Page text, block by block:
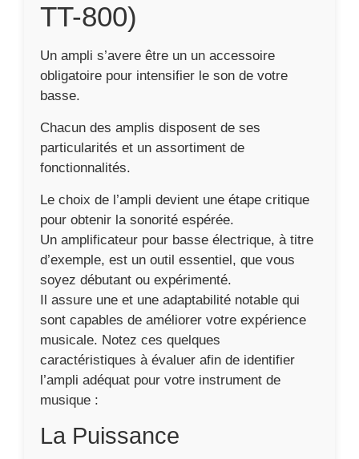
TT-800)
Un ampli s’avere être un un accessoire
obligatoire pour intensifier le son de votre
basse.
Chacun des amplis disposent de ses
particularités et un assortiment de
fonctionnalités.
Le choix de l’ampli devient une étape critique
pour obtenir la sonorité espérée.
Un amplificateur pour basse électrique, à titre
d’exemple, est un outil essentiel, que vous
soyez débutant ou expérimenté.
Il assure une et une adaptabilité notable qui
sont capables de améliorer votre expérience
musicale. Notez ces quelques
caractéristiques à évaluer afin de identifier
l’ampli adéquat pour votre instrument de
musique :
La Puissance